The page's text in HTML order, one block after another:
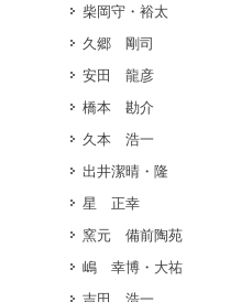
柴岡守・裕太
久郷 剛司
安田 龍彦
橋本 勘介
久本 浩一
出井潔晴・隆
星 正幸
窯元 備前陶苑
嶋 幸博・大祐